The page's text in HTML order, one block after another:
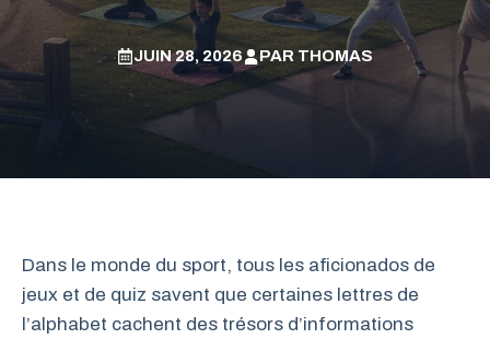
JUIN 28, 2026 PAR THOMAS
Dans le monde du sport, tous les aficionados de
jeux et de quiz savent que certaines lettres de
l’alphabet cachent des trésors d’informations